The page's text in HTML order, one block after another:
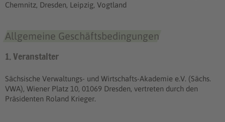
Chemnitz, Dresden, Leipzig, Vogtland
Allgemeine Geschäftsbedingungen
1. Veranstalter
Sächsische Verwaltungs- und Wirtschafts-Akademie e.V. (Sächs.
VWA), Wiener Platz 10, 01069 Dresden, vertreten durch den
Präsidenten Roland Krieger.